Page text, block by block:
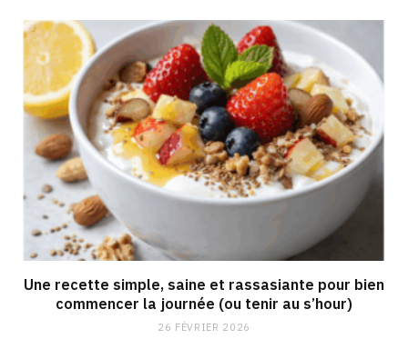
Une recette simple, saine et rassasiante pour bien
commencer la journée (ou tenir au s’hour)
26 FÉVRIER 2026